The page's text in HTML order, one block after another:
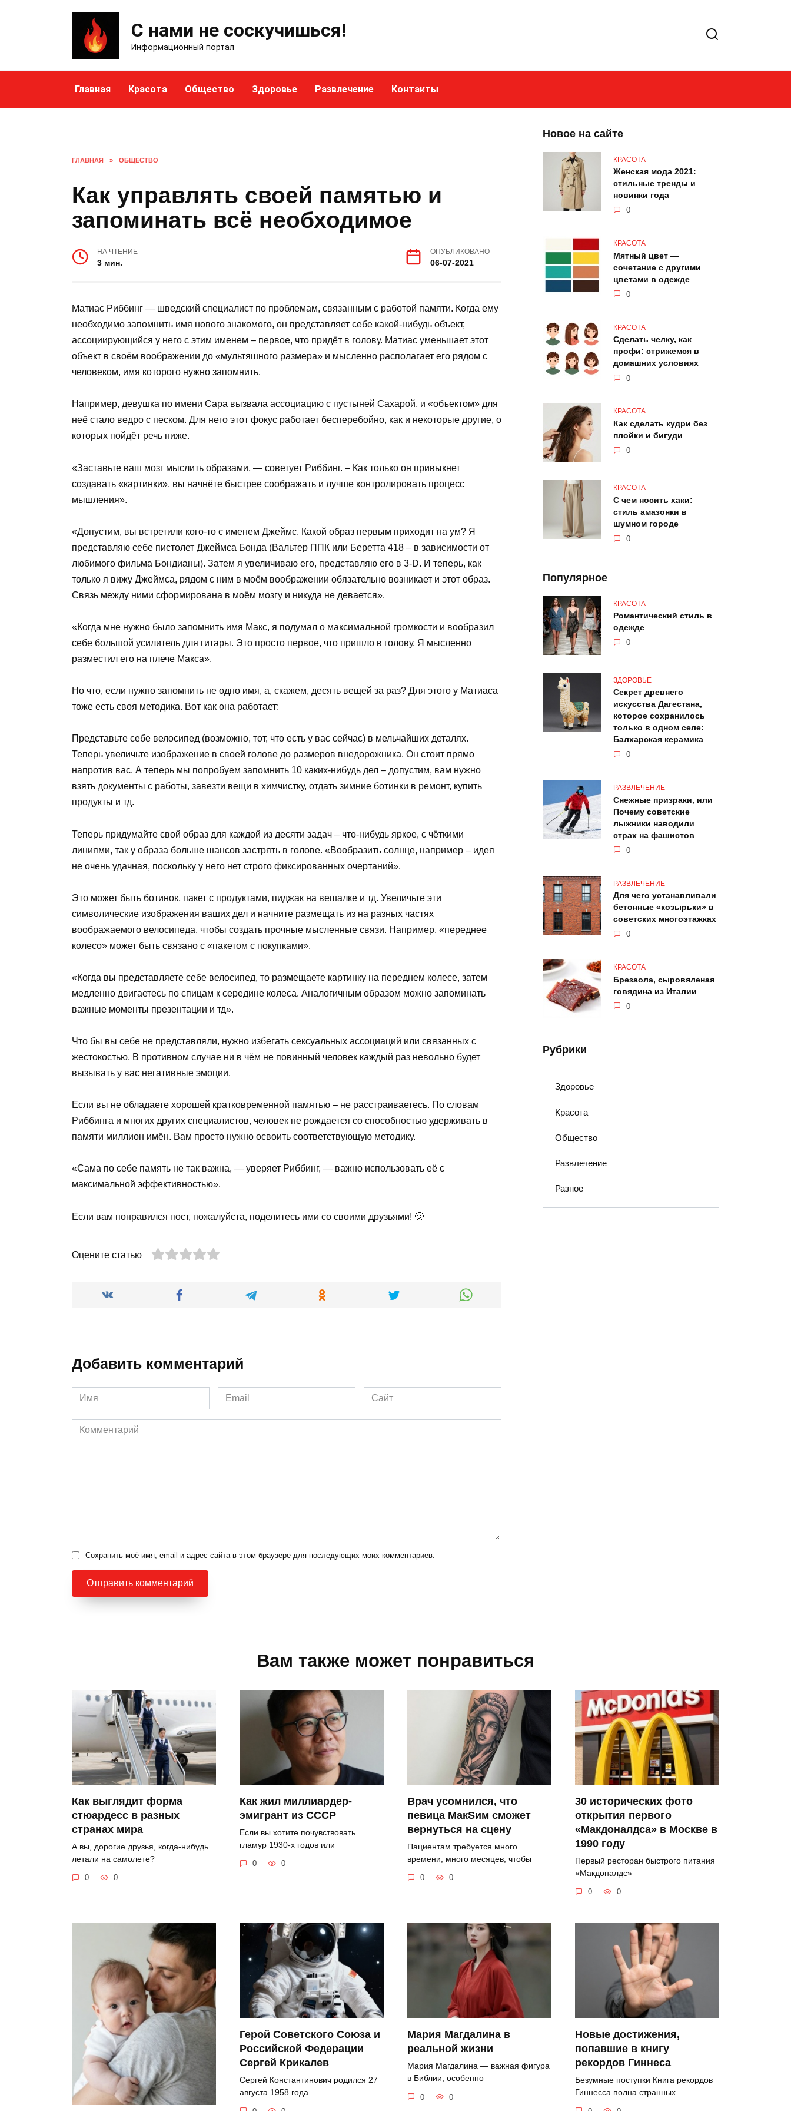
С нами не соскучишься!
Информационный портал
Главная Красота Общество Здоровье Развлечение Контакты
ГЛАВНАЯ » ОБЩЕСТВО
Как управлять своей памятью и
запоминать всё необходимое
НА ЧТЕНИЕ
3 мин.
ОПУБЛИКОВАНО
06-07-2021
Матиас Риббинг — шведский специалист по проблемам, связанным с работой памяти. Когда ему
необходимо запомнить имя нового знакомого, он представляет себе какой-нибудь объект,
ассоциирующийся у него с этим именем – первое, что придёт в голову. Матиас уменьшает этот
объект в своём воображении до «мультяшного размера» и мысленно располагает его рядом с
человеком, имя которого нужно запомнить.
Например, девушка по имени Сара вызвала ассоциацию с пустыней Сахарой, и «объектом» для
неё стало ведро с песком. Для него этот фокус работает бесперебойно, как и некоторые другие, о
которых пойдёт речь ниже.
«Заставьте ваш мозг мыслить образами, — советует Риббинг. – Как только он привыкнет
создавать «картинки», вы начнёте быстрее соображать и лучше контролировать процесс
мышления».
«Допустим, вы встретили кого-то с именем Джеймс. Какой образ первым приходит на ум? Я
представляю себе пистолет Джеймса Бонда (Вальтер ППК или Беретта 418 – в зависимости от
любимого фильма Бондианы). Затем я увеличиваю его, представляю его в 3-D. И теперь, как
только я вижу Джеймса, рядом с ним в моём воображении обязательно возникает и этот образ.
Связь между ними сформирована в моём мозгу и никуда не девается».
«Когда мне нужно было запомнить имя Макс, я подумал о максимальной громкости и вообразил
себе большой усилитель для гитары. Это просто первое, что пришло в голову. Я мысленно
разместил его на плече Макса».
Но что, если нужно запомнить не одно имя, а, скажем, десять вещей за раз? Для этого у Матиаса
тоже есть своя методика. Вот как она работает:
Представьте себе велосипед (возможно, тот, что есть у вас сейчас) в мельчайших деталях.
Теперь увеличьте изображение в своей голове до размеров внедорожника. Он стоит прямо
напротив вас. А теперь мы попробуем запомнить 10 каких-нибудь дел – допустим, вам нужно
взять документы с работы, завезти вещи в химчистку, отдать зимние ботинки в ремонт, купить
продукты и тд.
Теперь придумайте свой образ для каждой из десяти задач – что-нибудь яркое, с чёткими
линиями, так у образа больше шансов застрять в голове. «Вообразить солнце, например – идея
не очень удачная, поскольку у него нет строго фиксированных очертаний».
Это может быть ботинок, пакет с продуктами, пиджак на вешалке и тд. Увеличьте эти
символические изображения ваших дел и начните размещать из на разных частях
воображаемого велосипеда, чтобы создать прочные мысленные связи. Например, «переднее
колесо» может быть связано с «пакетом с покупками».
«Когда вы представляете себе велосипед, то размещаете картинку на переднем колесе, затем
медленно двигаетесь по спицам к середине колеса. Аналогичным образом можно запоминать
важные моменты презентации и тд».
Что бы вы себе не представляли, нужно избегать сексуальных ассоциаций или связанных с
жестокостью. В противном случае ни в чём не повинный человек каждый раз невольно будет
вызывать у вас негативные эмоции.
Если вы не обладаете хорошей кратковременной памятью – не расстраиваетесь. По словам
Риббинга и многих других специалистов, человек не рождается со способностью удерживать в
памяти миллион имён. Вам просто нужно освоить соответствующую методику.
«Сама по себе память не так важна, — уверяет Риббинг, — важно использовать её с
максимальной эффективностью».
Если вам понравился пост, пожалуйста, поделитесь ими со своими друзьями! 🙂
Оцените статью
Добавить комментарий
Имя
*
Email
*
Сайт
Комментарий
Сохранить моё имя, email и адрес сайта в этом браузере для последующих моих комментариев.
Новое на сайте
КРАСОТА
Женская мода 2021:
стильные тренды и
новинки года
0
КРАСОТА
Мятный цвет —
сочетание с другими
цветами в одежде
0
КРАСОТА
Сделать челку, как
профи: стрижемся в
домашних условиях
0
КРАСОТА
Как сделать кудри без
плойки и бигуди
0
КРАСОТА
С чем носить хаки:
стиль амазонки в
шумном городе
0
Популярное
КРАСОТА
Романтический стиль в
одежде
0
ЗДОРОВЬЕ
Секрет древнего
искусства Дагестана,
которое сохранилось
только в одном селе:
Балхарская керамика
0
РАЗВЛЕЧЕНИЕ
Снежные призраки, или
Почему советские
лыжники наводили
страх на фашистов
0
РАЗВЛЕЧЕНИЕ
Для чего устанавливали
бетонные «козырьки» в
советских многоэтажках
0
КРАСОТА
Брезаола, сыровяленая
говядина из Италии
0
Рубрики
Здоровье
Красота
Общество
Развлечение
Разное
Вам также может понравиться
Как выглядит форма
стюардесс в разных
странах мира
А вы, дорогие друзья, когда-нибудь
летали на самолете?
0 0
Как жил миллиардер-
эмигрант из СССР
Если вы хотите почувствовать
гламур 1930-х годов или
0 0
Врач усомнился, что
певица MaкSим сможет
вернуться на сцену
Пациентам требуется много
времени, много месяцев, чтобы
0 0
30 исторических фото
открытия первого
«Макдоналдса» в Москве в
1990 году
Первый ресторан быстрого питания
«Макдоналдс»
0 0
Герой Советского Союза и
Российской Федерации
Сергей Крикалев
Сергей Константинович родился 27
августа 1958 года.
Мария Магдалина в
реальной жизни
Мария Магдалина — важная фигура
в Библии, особенно
0 0
Новые достижения,
попавшие в книгу
рекордов Гиннеса
Безумные поступки Книга рекордов
Гиннесса полна странных